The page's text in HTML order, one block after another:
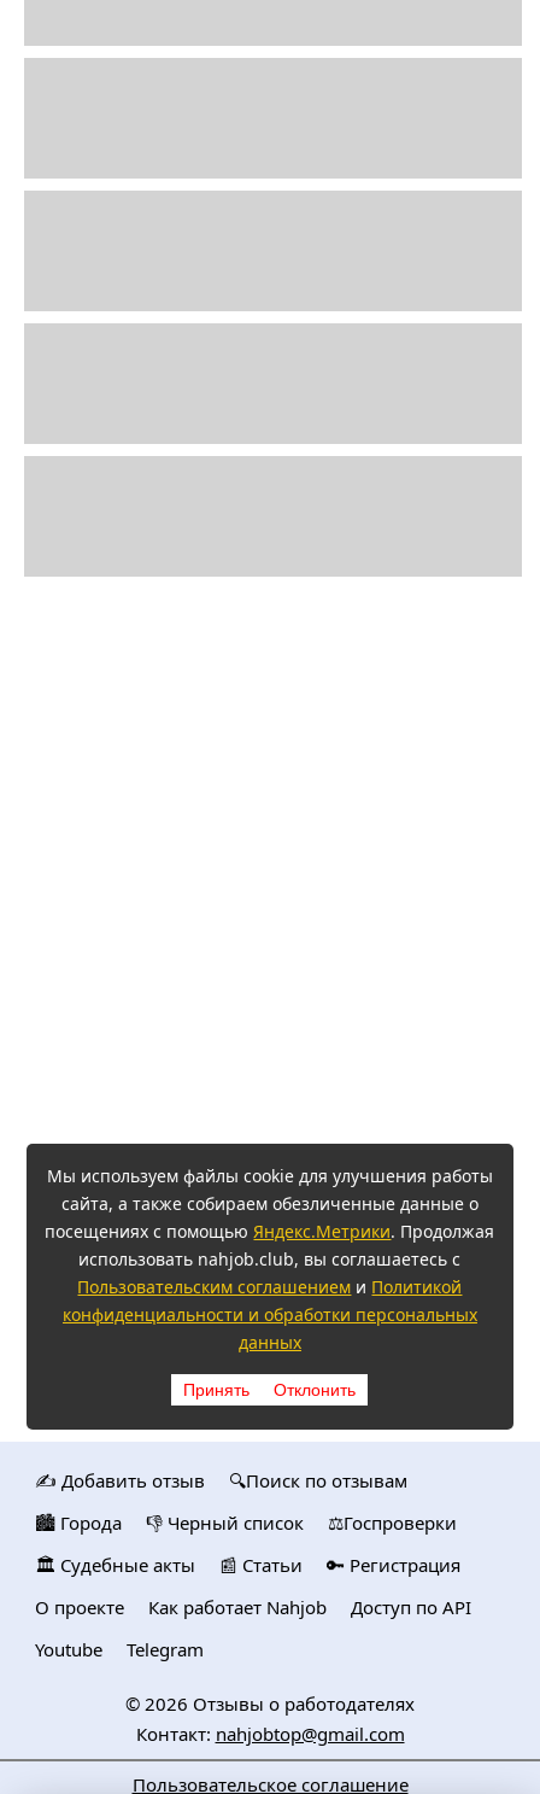
Мы используем файлы cookie для улучшения работы
сайта, а также собираем обезличенные данные о
посещениях с помощьюЯндекс.Метрики. Продолжая
использовать nahjob.club, вы соглашаетесь с
Пользовательским соглашением и Политикой
конфиденциальности и обработки персональных
данных
Принять Отклонить
✍️ Добавить отзыв
🔍Поиск по отзывам
🏙️ Городa
👎 Черный список
⚖️Госпроверки
🏛️ Судебные акты
📰 Статьи
🔑 Регистрация
О проекте
Как работает Nahjob
Доступ по API
Youtube
Telegram
© 2026 Отзывы о работодателях
Контакт: nahjobtop@gmail.com
Пользовательское соглашение